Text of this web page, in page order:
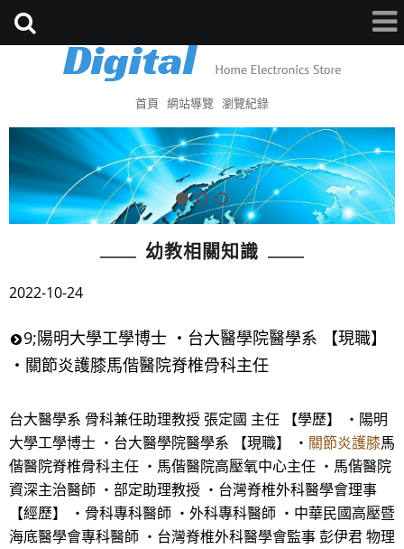
首頁 網站導覽 瀏覽紀錄
幼教相關知識
2022-10-24
9;陽明大學工學博士 ・台大醫學院醫學系 【現職】
・關節炎護膝馬偕醫院脊椎骨科主任
台大醫學系 骨科兼任助理教授 張定國 主任 【學歷】 ・陽明
大學工學博士 ・台大醫學院醫學系 【現職】 ・ 關節炎護膝馬
偕醫院脊椎骨科主任 ・馬偕醫院高壓氧中心主任 ・馬偕醫院
資深主治醫師 ・部定助理教授 ・台灣脊椎外科醫學會理事
【經歷】 ・骨科專科醫師 ・外科專科醫師 ・中華民國高壓暨
海底醫學會專科醫師 ・台灣脊椎外科醫學會監事 彭伊君 物理